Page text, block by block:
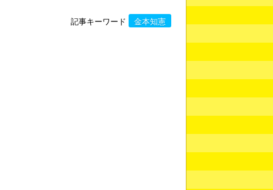
記事キーワード 金本知憲